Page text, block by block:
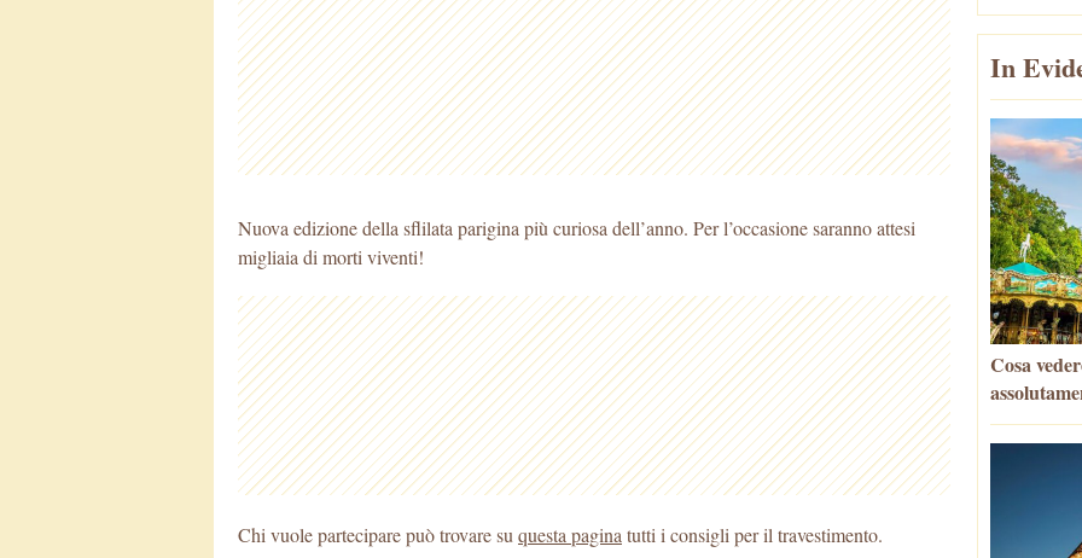
Nuova edizione della sflilata parigina più curiosa dell’anno. Per l’occasione saranno attesi
migliaia di morti viventi!
Chi vuole partecipare può trovare su questa pagina tutti i consigli per il travestimento.
In
Cosa